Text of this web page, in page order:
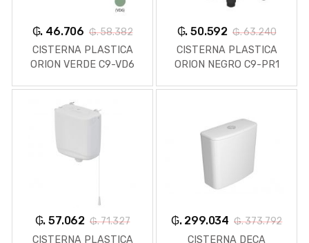
₲. 46.706 ₲. 58.382
CISTERNA PLASTICA
ORION VERDE C9-VD6
₲. 50.592 ₲. 63.240
CISTERNA PLASTICA
ORION NEGRO C9-PR1
₲. 57.062 ₲. 71.327
CISTERNA PLASTICA
₲. 299.034 ₲. 373.792
CISTERNA DECA